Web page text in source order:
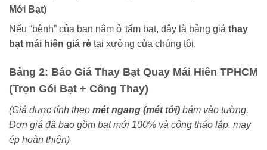
Mới Bạt)
Nếu “bệnh” của bạn nằm ở tấm bạt, đây là bảng giá thay
bạt mái hiên giá rẻ tại xưởng của chúng tôi.
Bảng 2: Báo Giá Thay Bạt Quay Mái Hiên TPHCM
(Trọn Gói Bạt + Công Thay)
(Giá được tính theo mét ngang (mét tới) bám vào tường.
Đơn giá đã bao gồm bạt mới 100% và công tháo lắp, may
ép hoàn thiện)